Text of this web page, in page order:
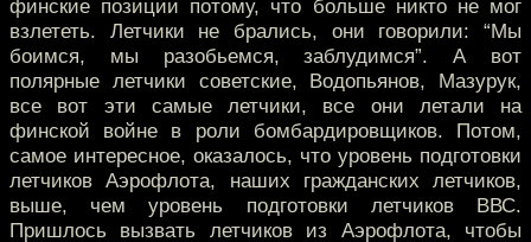
финские позиции потому, что больше никто не мог
взлететь. Летчики не брались, они говорили: “Мы
боимся, мы разобьемся, заблудимся”. А вот
полярные летчики советские, Водопьянов, Мазурук,
все вот эти самые летчики, все они летали на
финской войне в роли бомбардировщиков. Потом,
самое интересное, оказалось, что уровень подготовки
летчиков Аэрофлота, наших гражданских летчиков,
выше, чем уровень подготовки летчиков ВВС.
Пришлось вызвать летчиков из Аэрофлота, чтобы